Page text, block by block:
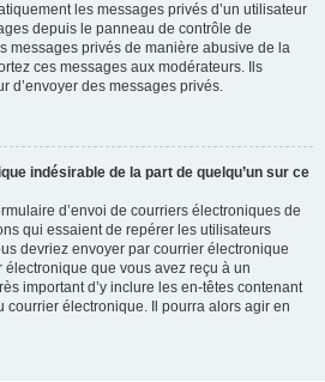
les messages privés d’un utilisateur
depuis le panneau de contrôle de
messages privés de manière abusive de la
ces messages aux modérateurs. Ils
d’envoyer des messages privés.
indésirable de la part de quelqu’un sur ce
d’envoi de courriers électroniques de
qui essaient de repérer les utilisateurs
devriez envoyer par courrier électronique
que vous avez reçu à un
important d’y inclure les en-têtes contenant
courrier électronique. Il pourra alors agir en